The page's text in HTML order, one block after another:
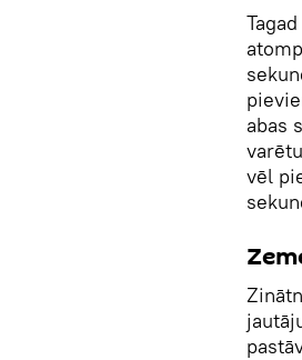
abas
vēl